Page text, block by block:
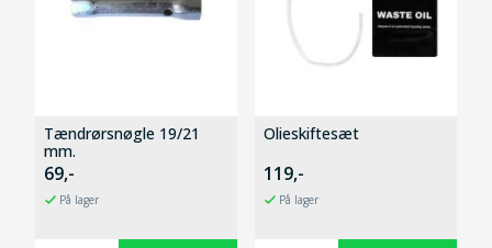
Tændrørsnøgle 19/21
mm.
69,-
På lager
Olieskiftesæt
119,-
På lager